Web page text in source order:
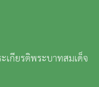
กียรติพระบาทสมเด็จ